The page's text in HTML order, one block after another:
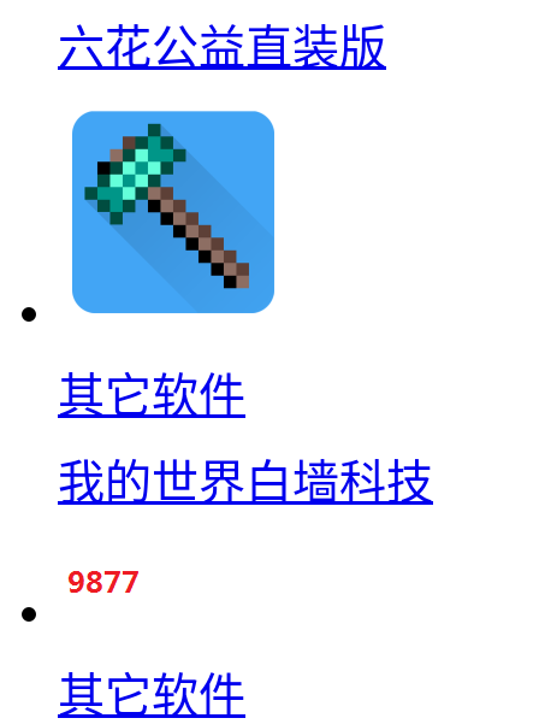
六花公益直装版
其它软件
我的世界白墙科技
其它软件